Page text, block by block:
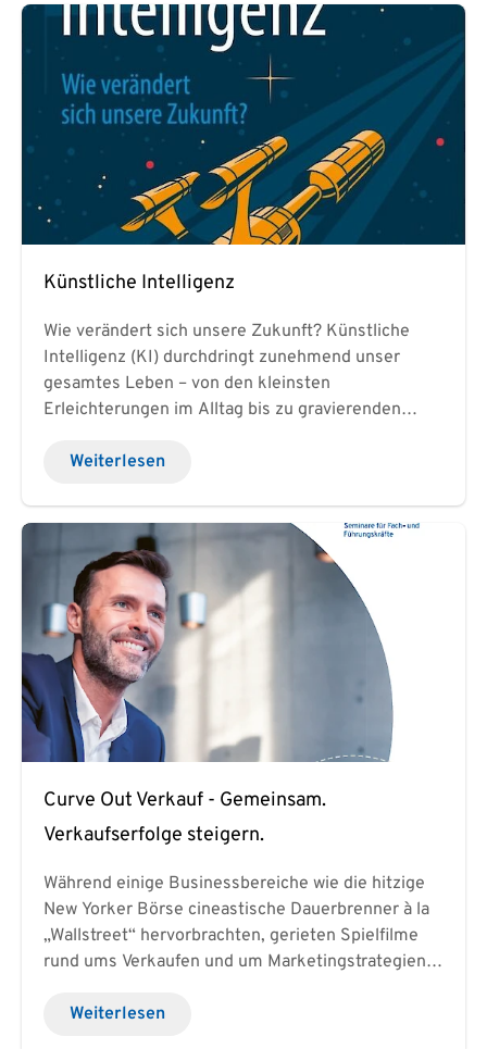
Künstliche Intelligenz
Wie verändert sich unsere Zukunft? Künstliche
Intelligenz (KI) durchdringt zunehmend unser
gesamtes Leben – von den kleinsten
Erleichterungen im Alltag bis zu gravierenden
positioniert sich KI gegenüber philosophischen,
Aspekten? Wie stehen künstliche und menschliche
Intelligenz zueinander und welche Auswirkungen
hat die rapide Entwicklung? Diese und viele
weitere spannende Themen im neuen Buch von
unserem Gründer und Geschäftsführer Dr. Arnold
Kitzmann. Jetzt verfügbar:
https://link.springer.com/book/10.1007/978-3-
658-37700-7
Weiterlesen
Curve Out Verkauf - Gemeinsam.
Verkaufserfolge steigern.
Während einige Businessbereiche wie die hitzige
New Yorker Börse cineastische Dauerbrenner à la
„Wallstreet“ hervorbrachten, gerieten Spielfilme
rund ums Verkaufen und um Marketingstrategien
Nebenschauplatz, im wirklichen Leben jedoch die
Weiterlesen